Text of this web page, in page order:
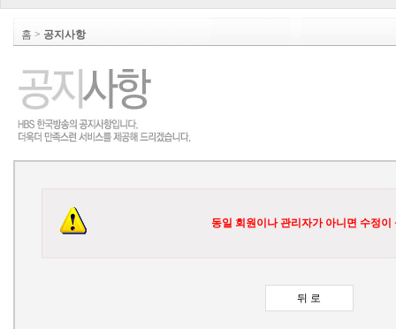
홈 > 공지사항
동일 회원이나 관리자가 아니면 수정이